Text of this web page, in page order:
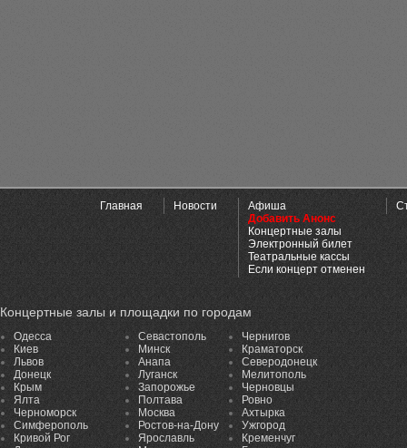
Главная Новости
Афиша
Добавить Анонс
Концертные залы
Электронный билет
Театральные кассы
Если концерт отменен
Концертные залы и площадки по городам
Одесса
Киев
Львов
Донецк
Крым
Ялта
Черноморск
Симферополь
Кривой Рог
Севастополь
Минск
Анапа
Луганск
Запорожье
Полтава
Москва
Ростов-на-Дону
Ярославль
Чернигов
Краматорск
Северодонецк
Мелитополь
Черновцы
Ровно
Ахтырка
Ужгород
Кременчуг